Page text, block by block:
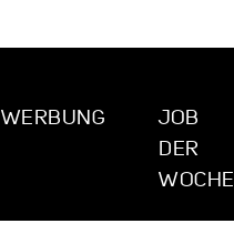
WERBUNG
JOB
DER
WOCHE